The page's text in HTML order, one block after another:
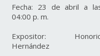
Fecha: 23 de abril a
04:00 p. m.
Expositor:
Hernández